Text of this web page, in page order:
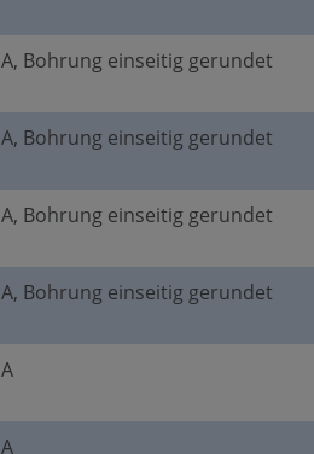
A, Bohrung einseitig gerundet
A, Bohrung einseitig gerundet
A, Bohrung einseitig gerundet
A, Bohrung einseitig gerundet
A
A